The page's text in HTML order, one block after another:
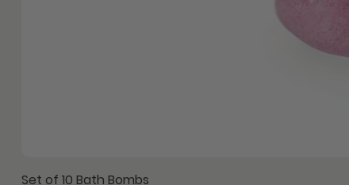
Set of 10 Bath Bombs